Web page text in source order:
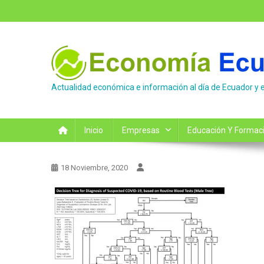
al
Actualidad económica e información al día de Ecuador y
Inicio Empresas Educación Y
18 Noviembre, 2020